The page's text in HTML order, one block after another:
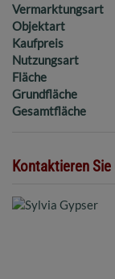
Vermarktungsart
Objektart
Kaufpreis
Nutzungsart
Fläche
Grundfläche
Gesamtfläche
Kontaktieren Sie